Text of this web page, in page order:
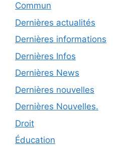
Commun
Dernières actualités
Dernières informations
Dernières Infos
Dernières News
Dernières nouvelles
Dernières Nouvelles.
Droit
Éducation